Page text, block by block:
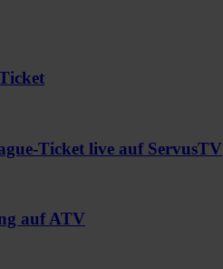
Ticket live auf ServusTV
auf ATV